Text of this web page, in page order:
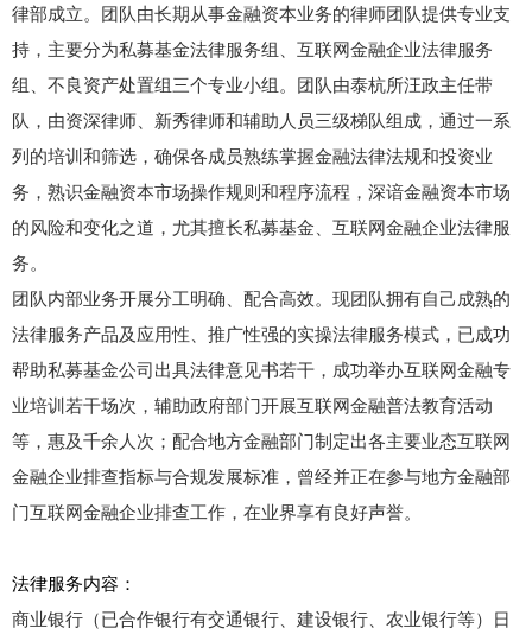
律部成立。团队由长期从事金融资本业务的律师团队提供专业支
持，主要分为私募基金法律服务组、互联网金融企业法律服务
组、不良资产处置组三个专业小组。团队由泰杭所汪政主任带
队，由资深律师、新秀律师和辅助人员三级梯队组成，通过一系
列的培训和筛选，确保各成员熟练掌握金融法律法规和投资业
务，熟识金融资本市场操作规则和程序流程，深谙金融资本市场
的风险和变化之道，尤其擅长私募基金、互联网金融企业法律服
务。
团队内部业务开展分工明确、配合高效。现团队拥有自己成熟的
法律服务产品及应用性、推广性强的实操法律服务模式，已成功
帮助私募基金公司出具法律意见书若干，成功举办互联网金融专
业培训若干场次，辅助政府部门开展互联网金融普法教育活动
等，惠及千余人次；配合地方金融部门制定出各主要业态互联网
金融企业排查指标与合规发展标准，曾经并正在参与地方金融部
门互联网金融企业排查工作，在业界享有良好声誉。
法律服务内容：
商业银行（已合作银行有交通银行、建设银行、农业银行等）日